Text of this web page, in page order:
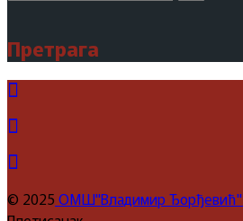
Претрага
© 2025 ОМШ"Владимир Ђорђевић"